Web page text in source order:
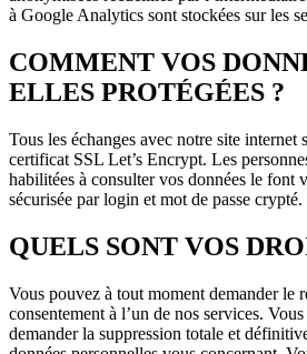
à Google Analytics sont stockées sur les
COMMENT VOS
ELLES PROTÉGÉES ?
Tous les échanges avec notre site internet
certificat SSL Let’s Encrypt. Les
habilitées à consulter vos données le font
sécurisée par login et mot de passe crypté.
QUELS SONT VOS
Vous pouvez à tout moment demander le
consentement à l’un de nos services.
demander la suppression totale et